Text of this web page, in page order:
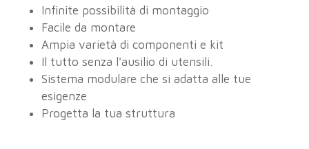
Infinite possibilità di montaggio
Facile da montare
Ampia varietà di componenti e kit
Il tutto senza l'ausilio di utensili.
Sistema modulare che si adatta alle tue
esigenze
Progetta la tua struttura